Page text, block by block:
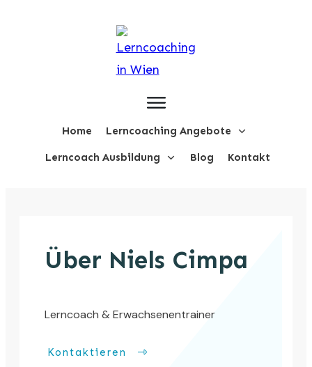
Home Lerncoaching Angebote
Lerncoach Ausbildung Blog Kontakt
Über Niels Cimpa
Lerncoach & Erwachsenentrainer
Kontaktieren